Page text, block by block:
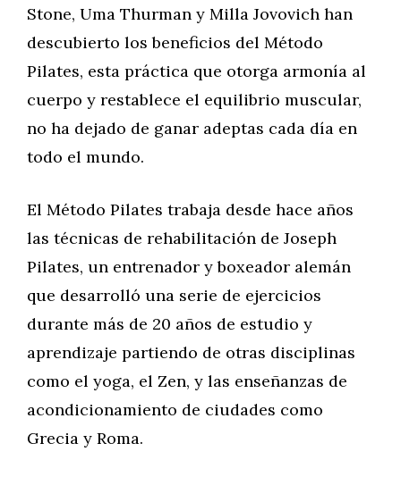
Stone, Uma Thurman y Milla Jovovich han
descubierto los beneficios del Método
Pilates, esta práctica que otorga armonía al
cuerpo y restablece el equilibrio muscular,
no ha dejado de ganar adeptas cada día en
todo el mundo.
El Método Pilates trabaja desde hace años
las técnicas de rehabilitación de Joseph
Pilates, un entrenador y boxeador alemán
que desarrolló una serie de ejercicios
durante más de 20 años de estudio y
aprendizaje partiendo de otras disciplinas
como el yoga, el Zen, y las enseñanzas de
acondicionamiento de ciudades como
Grecia y Roma.